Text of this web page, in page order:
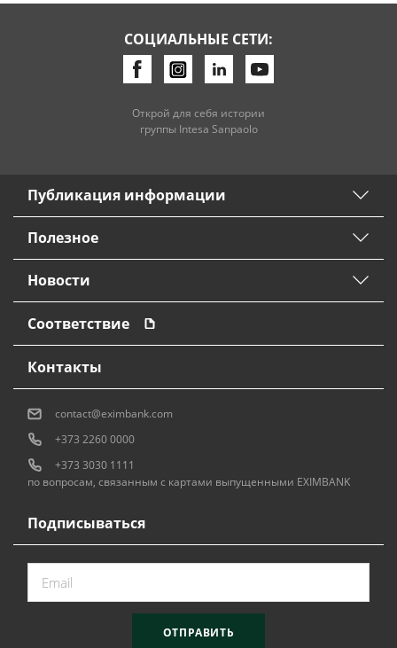
СОЦИАЛЬНЫЕ СЕТИ:
Открой для себя истории
группы Intesa Sanpaolo
Публикация информации
Полезное
Новости
Соответствие
Подписываться
ОТПРАВИТЬ
Контакты
contact@eximbank.com
+373 2260 0000
+373 3030 1111
по вопросам, связанным с картами выпущенными EXIMBANK